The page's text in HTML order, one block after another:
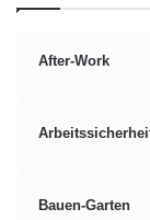
Quelle:
After-Work
Bauen-Garten